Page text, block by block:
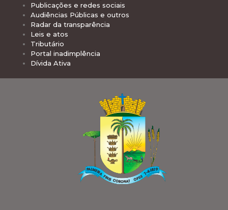
Publicações e redes sociais
Audiências Públicas e outros
Radar da transparência
Leis e atos
Tributário
Portal inadimplência
Dívida Ativa